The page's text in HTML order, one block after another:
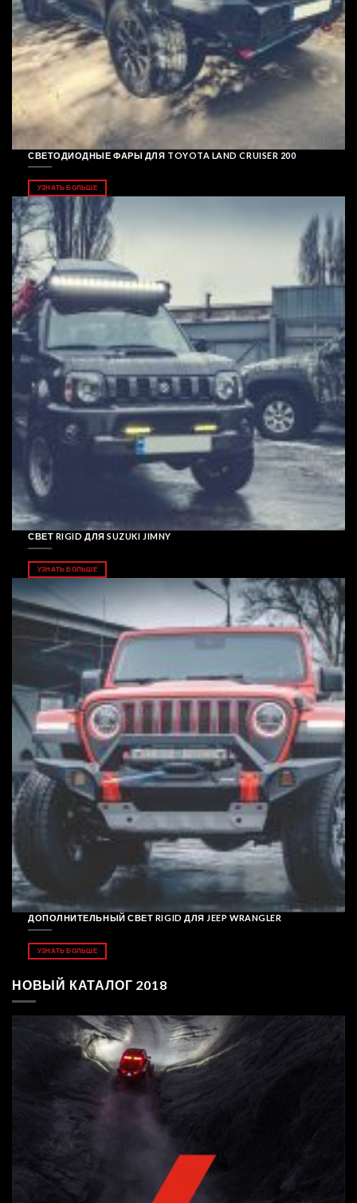
СВЕТОДИОДНЫЕ ФАРЫ ДЛЯ TOYOTA LAND CRUISER 200
УЗНАТЬ БОЛЬШЕ
СВЕТ RIGID ДЛЯ SUZUKI JIMNY
УЗНАТЬ БОЛЬШЕ
ДОПОЛНИТЕЛЬНЫЙ СВЕТ RIGID ДЛЯ JEEP WRANGLER
УЗНАТЬ БОЛЬШЕ
НОВЫЙ КАТАЛОГ 2018